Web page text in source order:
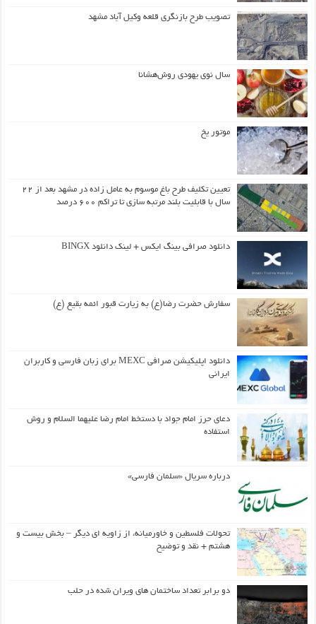
تصویب طرح بازنگری قلعه وکیل آباد مشهد
سال نوی یهودی روش‌هشانا
موتور یخ
تعیین تکلیف طرح باغ موسوم به عامل زاده در مشهد بعد از ۲۲
سال با قابلیت بلند مرتبه سازی تا تراکم ۶۰۰ درصد
دانلود صرافی بینگ ایکس + لینک دانلود BINGX
سفارش حضرت رضا(ع) به زیارت قبور ائمه بقیع (ع)
دانلود اپلیکیشن صرافی MEXC برای زبان فارسی و کاربران
ایرانی
دعای حرز امام جواد با دستخط امام رضا علیهما السلام و روش
استفاده
درباره سریال «سلمان فارسی»
تحولات فلسطین و خاورمیانه، از زاویه ای دیگر – بخش بیست و
هشتم + نقد و توضیح
دو برابر تعداد ساختمان های ویران شده در حلب